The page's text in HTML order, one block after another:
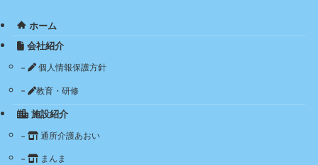
ホーム
会社紹介
個人情報保護方針
教育・研修
施設紹介
通所介護あおい
まんま